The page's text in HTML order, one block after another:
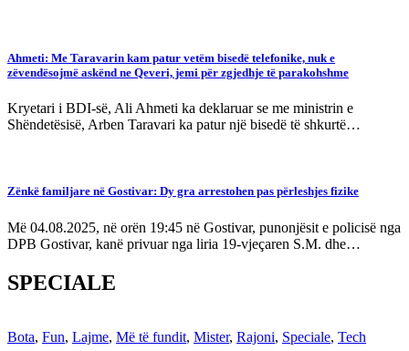
Ahmeti: Me Taravarin kam patur vetëm bisedë telefonike, nuk e
zëvendësojmë askënd ne Qeveri, jemi për zgjedhje të parakohshme
Kryetari i BDI-së, Ali Ahmeti ka deklaruar se me ministrin e
Shëndetësisë, Arben Taravari ka patur një bisedë të shkurtë…
Zënkë familjare në Gostivar: Dy gra arrestohen pas përleshjes fizike
Më 04.08.2025, në orën 19:45 në Gostivar, punonjësit e policisë nga
DPB Gostivar, kanë privuar nga liria 19-vjeçaren S.M. dhe…
SPECIALE
Bota, Fun, Lajme, Më të fundit, Mister, Rajoni, Speciale, Tech